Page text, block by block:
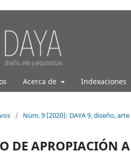
Acerca de Indexaciones
/ Núm. 9 (2020): DAYA 9, diseño,
DE APROPIACIÓN